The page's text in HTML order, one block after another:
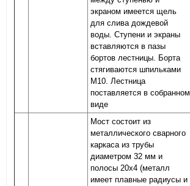
экраном имеется щель
для слива дождевой
воды. Ступени и экраны
вставляются в пазы
бортов лестницы. Борта
стягиваются шпильками
М10. Лестница
поставляется в собранном
виде
Мост состоит из
металлического сварного
каркаса из трубы
диаметром 32 мм и
полосы 20х4 (металл
имеет плавные радиусы и